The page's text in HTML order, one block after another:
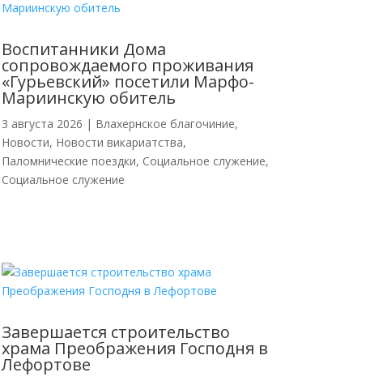
Воспитанники Дома
сопровождаемого проживания
«Гурьевский» посетили Марфо-
Мариинскую обитель
3 августа 2026 | Влахернское благочиние,
Новости, Новости викариатства,
Паломнические поездки, Социальное служение,
Социальное служение
Завершается строительство
храма Преображения Господня в
Лефортове